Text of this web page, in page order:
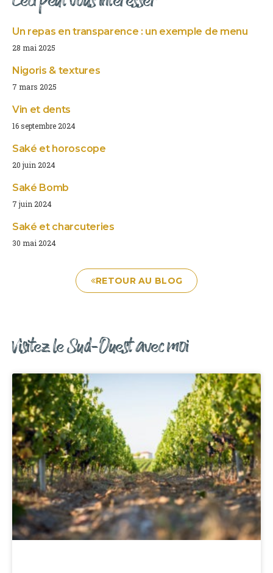
Un repas en transparence : un exemple de menu
28 mai 2025
Nigoris & textures
7 mars 2025
Vin et dents
16 septembre 2024
Saké et horoscope
20 juin 2024
Saké Bomb
7 juin 2024
Saké et charcuteries
30 mai 2024
RETOUR AU BLOG
Visitez le Sud-Ouest avec moi